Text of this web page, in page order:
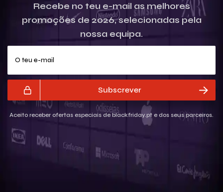
Recebe no teu e-mail as melhores
promoções de 2026, selecionadas pela
nossa equipa.
Subscrever
Aceito receber ofertas especiais de blackfriday.pt e dos seus parceiros.